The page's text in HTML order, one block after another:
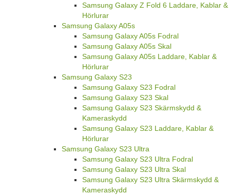
Samsung Galaxy Z Fold 6 Laddare, Kablar &
Hörlurar
Samsung Galaxy A05s
Samsung Galaxy A05s Fodral
Samsung Galaxy A05s Skal
Samsung Galaxy A05s Laddare, Kablar &
Hörlurar
Samsung Galaxy S23
Samsung Galaxy S23 Fodral
Samsung Galaxy S23 Skal
Samsung Galaxy S23 Skärmskydd &
Kameraskydd
Samsung Galaxy S23 Laddare, Kablar &
Hörlurar
Samsung Galaxy S23 Ultra
Samsung Galaxy S23 Ultra Fodral
Samsung Galaxy S23 Ultra Skal
Samsung Galaxy S23 Ultra Skärmskydd &
Kameraskydd